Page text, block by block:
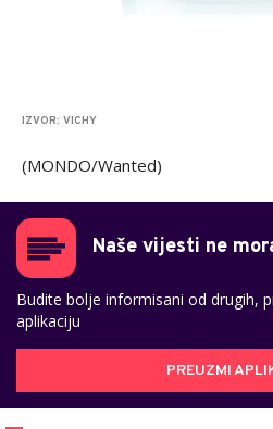
IZVOR: VICHY
(MONDO/Wanted)
Naše vijesti ne
Budite bolje informisani od drugih,
aplikaciju
PREUZMI